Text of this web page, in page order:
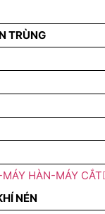
TRÙNG
HÀN-MÁY CẮT
NÉN